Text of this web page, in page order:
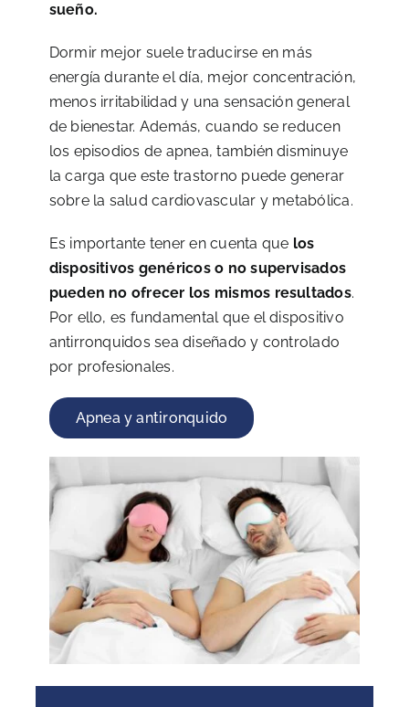
sueño.
Dormir mejor suele traducirse en más
energía durante el día, mejor concentración,
menos irritabilidad y una sensación general
de bienestar. Además, cuando se reducen
los episodios de apnea, también disminuye
la carga que este trastorno puede generar
sobre la salud cardiovascular y metabólica.
Es importante tener en cuenta que los
dispositivos genéricos o no supervisados
pueden no ofrecer los mismos resultados.
Por ello, es fundamental que el dispositivo
antirronquidos sea diseñado y controlado
por profesionales.
Apnea y antironquido